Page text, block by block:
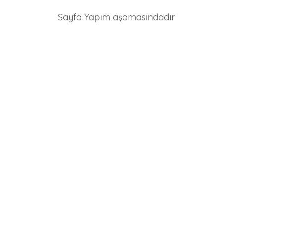
Sayfa Yapım aşamasındadır